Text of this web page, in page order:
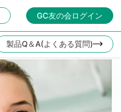
GC友の会ログイン
製品Q＆A(よくある質問)